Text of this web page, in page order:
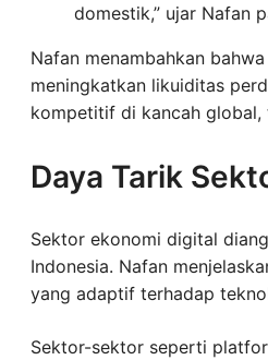
domestik,” ujar Nafan
Nafan menambahkan
meningkatkan likuiditas
kompetitif di kancah global,
Daya Tarik
Sektor ekonomi digital
Indonesia. Nafan
yang adaptif terhadap
Sektor-sektor seperti